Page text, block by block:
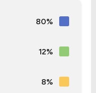
80%
12%
8%